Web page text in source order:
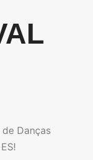
Danças